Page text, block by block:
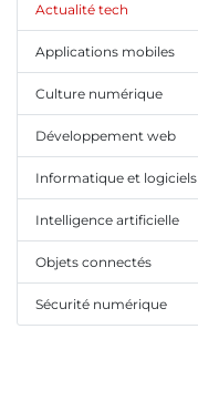
Actualité tech
Applications mobiles
Culture numérique
Développement web
Informatique et logiciels
Intelligence artificielle
Objets connectés
Sécurité numérique